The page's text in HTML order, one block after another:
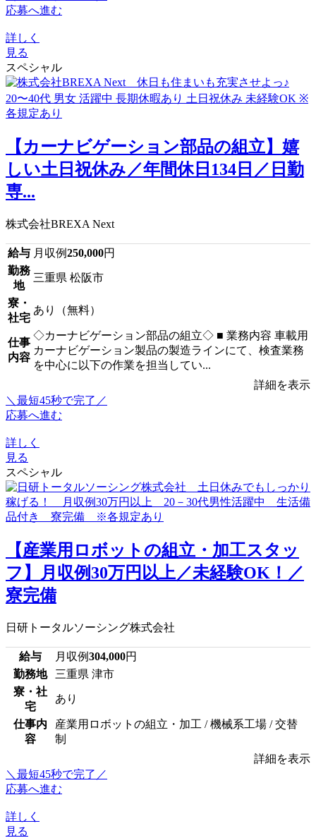
応募へ進む
詳しく
見る
スペシャル
【カーナビゲーション部品の組立】嬉
しい土日祝休み／年間休日134日／日勤
専...
株式会社BREXA Next
給与 月収例250,000円
勤務
地
三重県 松阪市
寮・
社宅
あり（無料）
仕事
内容
◇カーナビゲーション部品の組立◇ ■ 業務内容 車載用
カーナビゲーション製品の製造ラインにて、検査業務
を中心に以下の作業を担当してい...
詳細を表示
＼最短45秒で完了／
応募へ進む
詳しく
見る
スペシャル
【産業用ロボットの組立・加工スタッ
フ】月収例30万円以上／未経験OK！／
寮完備
日研トータルソーシング株式会社
給与 月収例304,000円
勤務地
三重県 津市
寮・社
宅
あり
仕事内
容
産業用ロボットの組立・加工 / 機械系工場 / 交替
制
詳細を表示
＼最短45秒で完了／
応募へ進む
詳しく
見る